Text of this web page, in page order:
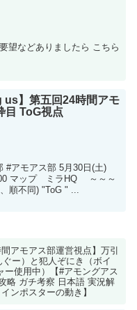
望などありましたら こちら
us】第五回24時間アモ
目 ToG視点
#アモアス部 5月30日(土)
マップ ミラHQ ～～～
順不同) "ToG " ...
間アモアス部運営視点】万引
ー）と犯人ぞにき（ボイ
ー使用中）【#アモングアス
略 ガチ考察 日本語 実況解
ンポスターの動き】